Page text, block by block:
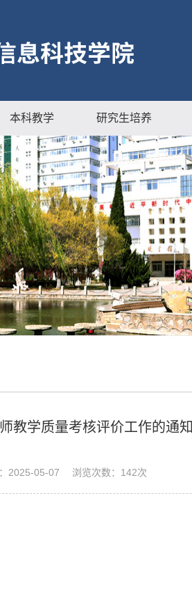
本科教学 研究生培养
教学质量考核评价工作的通知
2025-05-07 浏览次数： 142次